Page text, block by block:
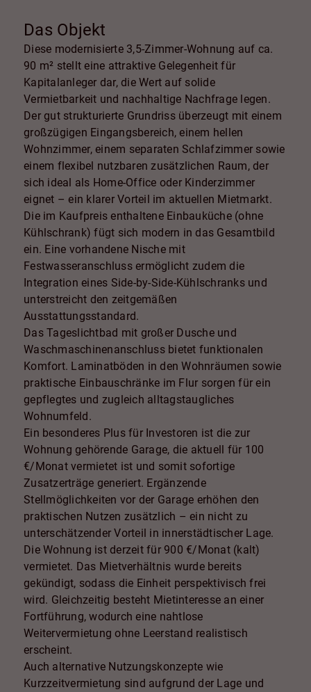
Das Objekt
Diese modernisierte 3,5-Zimmer-Wohnung auf ca.
90 m² stellt eine attraktive Gelegenheit für
Kapitalanleger dar, die Wert auf solide
Vermietbarkeit und nachhaltige Nachfrage legen.
Der gut strukturierte Grundriss überzeugt mit einem
großzügigen Eingangsbereich, einem hellen
Wohnzimmer, einem separaten Schlafzimmer sowie
einem flexibel nutzbaren zusätzlichen Raum, der
sich ideal als Home-Office oder Kinderzimmer
eignet – ein klarer Vorteil im aktuellen Mietmarkt.
Die im Kaufpreis enthaltene Einbauküche (ohne
Kühlschrank) fügt sich modern in das Gesamtbild
ein. Eine vorhandene Nische mit
Festwasseranschluss ermöglicht zudem die
Integration eines Side-by-Side-Kühlschranks und
unterstreicht den zeitgemäßen
Ausstattungsstandard.
Das Tageslichtbad mit großer Dusche und
Waschmaschinenanschluss bietet funktionalen
Komfort. Laminatböden in den Wohnräumen sowie
praktische Einbauschränke im Flur sorgen für ein
gepflegtes und zugleich alltagstaugliches
Wohnumfeld.
Ein besonderes Plus für Investoren ist die zur
Wohnung gehörende Garage, die aktuell für 100
€/Monat vermietet ist und somit sofortige
Zusatzerträge generiert. Ergänzende
Stellmöglichkeiten vor der Garage erhöhen den
praktischen Nutzen zusätzlich – ein nicht zu
unterschätzender Vorteil in innerstädtischer Lage.
Die Wohnung ist derzeit für 900 €/Monat (kalt)
vermietet. Das Mietverhältnis wurde bereits
gekündigt, sodass die Einheit perspektivisch frei
wird. Gleichzeitig besteht Mietinteresse an einer
Fortführung, wodurch eine nahtlose
Weitervermietung ohne Leerstand realistisch
erscheint.
Auch alternative Nutzungskonzepte wie
Kurzzeitvermietung sind aufgrund der Lage und